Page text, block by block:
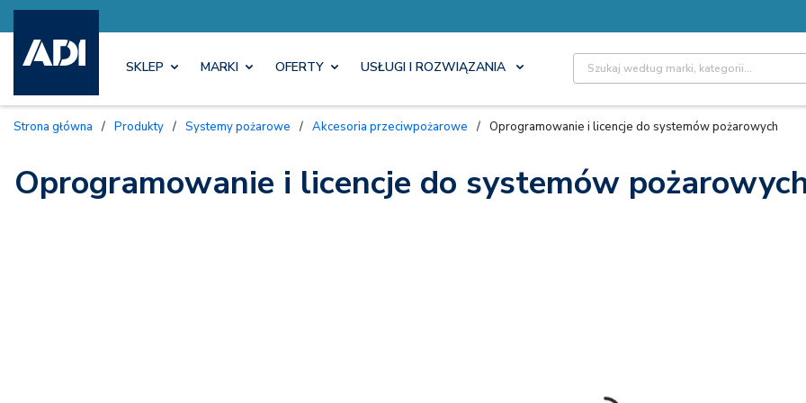
SKLEP MARKI OFERTY USŁUGI I ROZWIĄZANIA Site Search
Strona główna / Produkty / Systemy pożarowe / Akcesoria przeciwpożarowe / Oprogramowanie i licencje do systemów pożarowych
Oprogramowanie i licencje do systemów